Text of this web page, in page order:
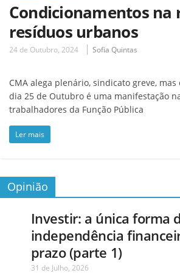
Condicionamentos na
resíduos urbanos
24 de Outubro, 2024 Sofia Quintas
CMA alega plenário, sindicato greve,
dia 25 de Outubro é uma manifestação
trabalhadores da Função Pública
Ler mais
Opinião
Investir: a única forma
independência
prazo (parte 1)
31 de Julho, 2026